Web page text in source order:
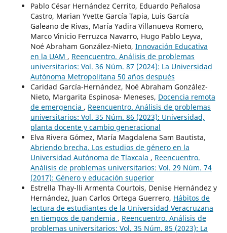
Pablo César Hernández Cerrito, Eduardo Peñalosa
Castro, Marian Yvette García Tapia, Luis García
Galeano de Rivas, María Yadira Villanueva Romero,
Marco Vinicio Ferruzca Navarro, Hugo Pablo Leyva,
Noé Abraham González-Nieto, Innovación Educativa
en la UAM , Reencuentro. Análisis de problemas
universitarios: Vol. 36 Núm. 87 (2024): La Universidad
Autónoma Metropolitana 50 años después
Caridad García-Hernández, Noé Abraham González-
Nieto, Margarita Espinosa- Meneses, Docencia remota
de emergencia , Reencuentro. Análisis de problemas
universitarios: Vol. 35 Núm. 86 (2023): Universidad,
planta docente y cambio generacional
Elva Rivera Gómez, María Magdalena Sam Bautista,
Abriendo brecha. Los estudios de género en la
Universidad Autónoma de Tlaxcala , Reencuentro.
Análisis de problemas universitarios: Vol. 29 Núm. 74
(2017): Género y educación superior
Estrella Thay-lli Armenta Courtois, Denise Hernández y
Hernández, Juan Carlos Ortega Guerrero, Hábitos de
lectura de estudiantes de la Universidad Veracruzana
en tiempos de pandemia , Reencuentro. Análisis de
problemas universitarios: Vol. 35 Núm. 85 (2023): La